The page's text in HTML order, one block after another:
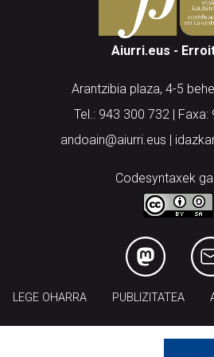
Aiurri.eus -
Arantzibia plaza, 4-5
Tel.: 943 300 732 | Faxa:
andoain@aiurri.eus |
Codesyntaxek
LEGE OHARRA PUBLIZITATEA